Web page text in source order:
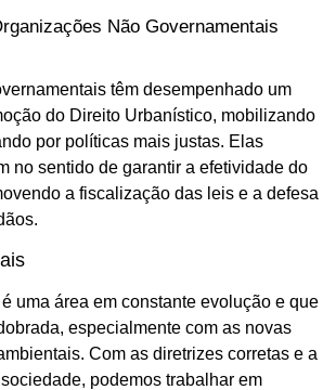
Não Governamentais
têm desempenhado um
do Direito Urbanístico, mobilizando
por políticas mais justas. Elas
no sentido de garantir a efetividade do
a fiscalização das leis e a defesa
uma área em constante evolução e que
especialmente com as novas
Com as diretrizes corretas e a
podemos trabalhar em